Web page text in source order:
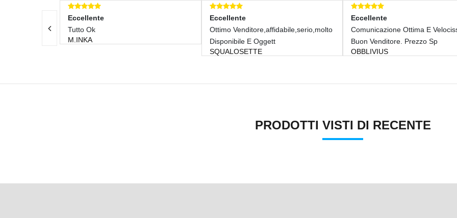
Eccellente
Tutto Ok
M.INKA
Eccellente
Ottimo Venditore,affidabile,serio,molto
Disponibile E Oggett
SQUALOSETTE
Eccellente
Comunicazione Ottima E
Buon Venditore. Prezzo Sp
OBBLIVIUS
PRODOTTI VISTI DI RECENTE